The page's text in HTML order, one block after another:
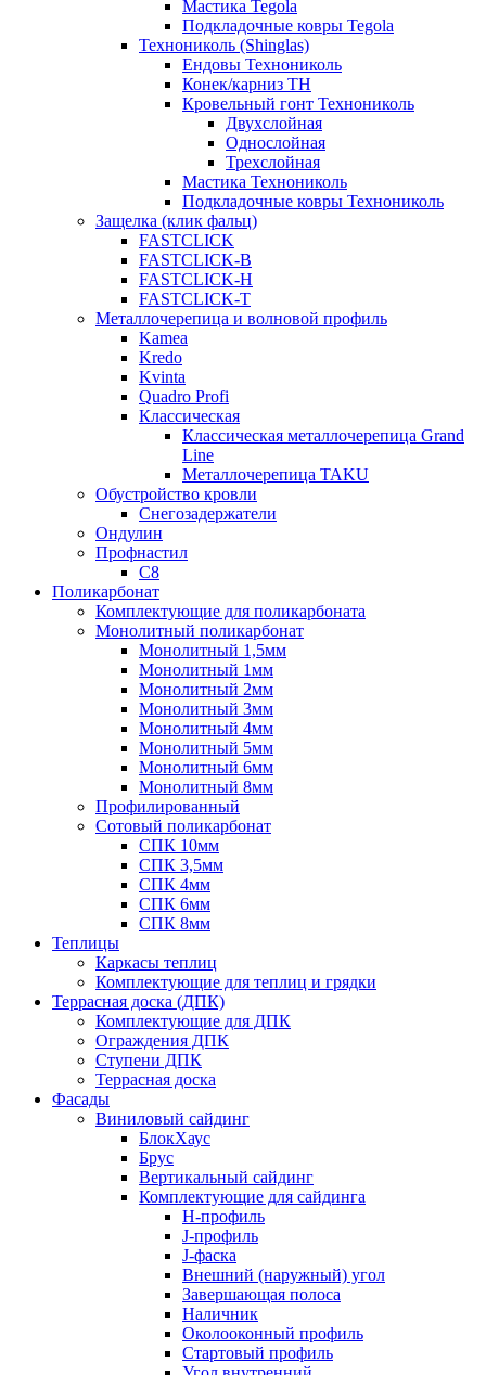
Мастика Tegola
Подкладочные ковры Tegola
Технониколь (Shinglas)
Ендовы Технониколь
Конек/карниз ТН
Кровельный гонт Технониколь
Двухслойная
Однослойная
Трехслойная
Мастика Технониколь
Подкладочные ковры Технониколь
Защелка (клик фальц)
FASTCLICK
FASTCLICK-B
FASTCLICK-H
FASTCLICK-T
Металлочерепица и волновой профиль
Kamea
Kredo
Kvinta
Quadro Profi
Классическая
Классическая металлочерепица Grand
Line
Металлочерепица TAKU
Обустройство кровли
Снегозадержатели
Ондулин
Профнастил
С8
Поликарбонат
Комплектующие для поликарбоната
Монолитный поликарбонат
Монолитный 1,5мм
Монолитный 1мм
Монолитный 2мм
Монолитный 3мм
Монолитный 4мм
Монолитный 5мм
Монолитный 6мм
Монолитный 8мм
Профилированный
Сотовый поликарбонат
СПК 10мм
СПК 3,5мм
СПК 4мм
СПК 6мм
СПК 8мм
Теплицы
Каркасы теплиц
Комплектующие для теплиц и грядки
Террасная доска (ДПК)
Комплектующие для ДПК
Ограждения ДПК
Ступени ДПК
Террасная доска
Фасады
Виниловый сайдинг
БлокХаус
Брус
Вертикальный сайдинг
Комплектующие для сайдинга
H-профиль
J-профиль
J-фаска
Внешний (наружный) угол
Завершающая полоса
Наличник
Околооконный профиль
Стартовый профиль